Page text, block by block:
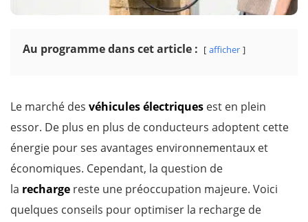
Au programme dans cet article : afficher
Le marché des véhicules électriques est en plein
essor. De plus en plus de conducteurs adoptent cette
énergie pour ses avantages environnementaux et
économiques. Cependant, la question de
la recharge reste une préoccupation majeure. Voici
quelques conseils pour optimiser la recharge de